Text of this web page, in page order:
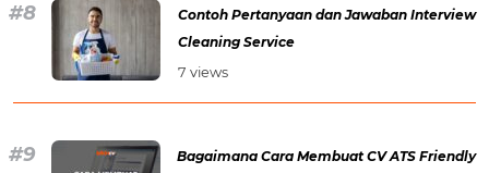
Contoh Pertanyaan dan Jawaban Interview
Cleaning Service
7 views
Bagaimana Cara Membuat CV ATS Friendly